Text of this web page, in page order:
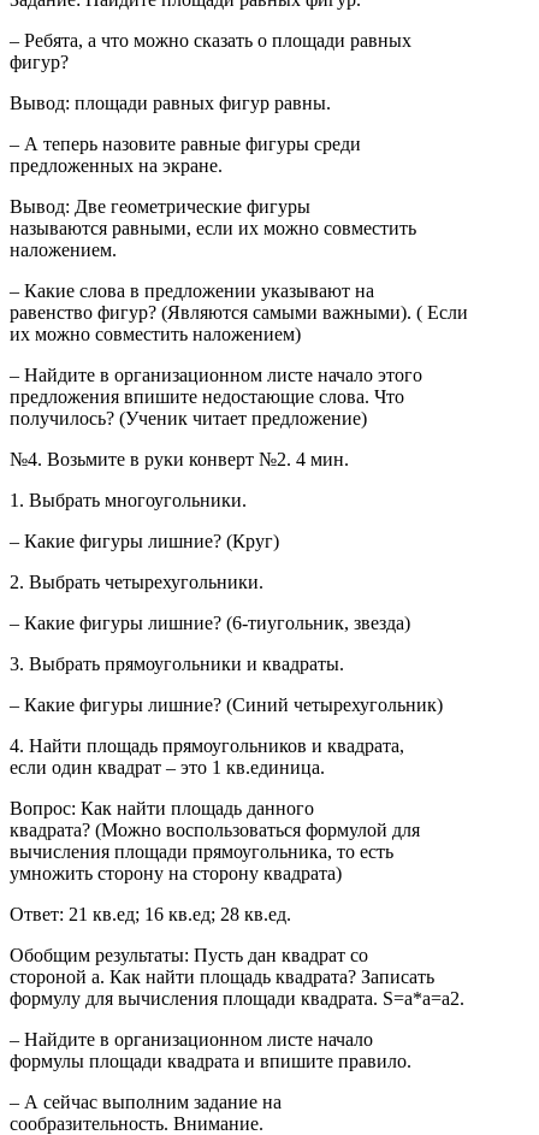
– Ребята, а что можно сказать о площади равных
фигур?
Вывод: площади равных фигур равны.
– А теперь назовите равные фигуры среди
предложенных на экране.
Вывод: Две геометрические фигуры
называются равными, если их можно совместить
наложением.
– Какие слова в предложении указывают на
равенство фигур? (Являются самыми важными). ( Если
их можно совместить наложением)
– Найдите в организационном листе начало этого
предложения впишите недостающие слова. Что
получилось? (Ученик читает предложение)
№4. Возьмите в руки конверт №2. 4 мин.
1. Выбрать многоугольники.
– Какие фигуры лишние? (Круг)
2. Выбрать четырехугольники.
– Какие фигуры лишние? (6-тиугольник, звезда)
3. Выбрать прямоугольники и квадраты.
– Какие фигуры лишние? (Синий четырехугольник)
4. Найти площадь прямоугольников и квадрата,
если один квадрат – это 1 кв.единица.
Вопрос: Как найти площадь данного
квадрата? (Можно воспользоваться формулой для
вычисления площади прямоугольника, то есть
умножить сторону на сторону квадрата)
Ответ: 21 кв.ед; 16 кв.ед; 28 кв.ед.
Обобщим результаты: Пусть дан квадрат со
стороной а. Как найти площадь квадрата? Записать
формулу для вычисления площади квадрата. S=a*a=a2.
– Найдите в организационном листе начало
формулы площади квадрата и впишите правило.
– А сейчас выполним задание на
сообразительность. Внимание.